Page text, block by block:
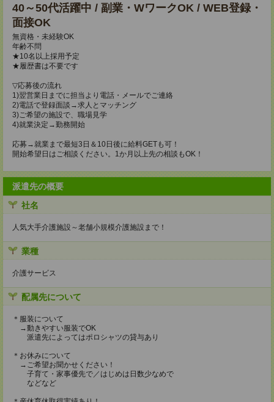
40～50代活躍中 / 副業・WワークOK / WEB登録・
面接OK
無資格・未経験OK
年齢不問
★10名以上採用予定
★履歴書は不要です
▽応募後の流れ
1)翌営業日までに担当より電話・メールでご連絡
2)電話で登録面談→求人とマッチング
3)ご希望の施設で、職場見学
4)就業決定→勤務開始
応募→就業まで最短3日＆10日後に給料GETも可！
開始希望日はご相談ください。1か月以上先の相談もOK！
派遣先の概要
社名
人気大手介護施設～老舗小規模介護施設まで！
業種
介護サービス
配属先について
＊服装について
→動きやすい服装でOK
派遣先によってはポロシャツの貸与あり
＊お休みについて
→ご希望お聞かせください！
子育て・家事優先で／はじめは日数少なめで
などなど